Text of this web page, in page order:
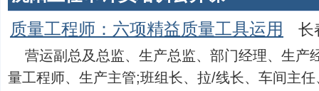
质量工程师：六项精益质量工具运用 长
营运副总及总监、生产总监、部门经理、生产
量工程师、生产主管;班组长、拉/线长、车间主